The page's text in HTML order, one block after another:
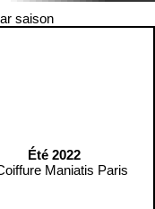
Été 2022